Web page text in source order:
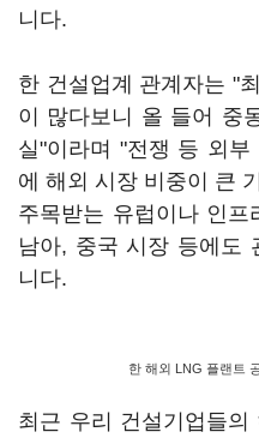
니다.
한 건설업계 관계자는 "
이 많다보니 올 들어 중
실"이라며 "전쟁 등 외
에 해외 시장 비중이 큰
주목받는 유럽이나 인
남아, 중국 시장 등에도
니다.
한 해외 LNG 플랜트
최근 우리 건설기업들